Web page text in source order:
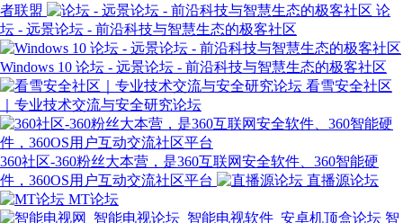
者联盟
论
坛 - 远景论坛 - 前沿科技与智慧生态的极客社区
Windows 10 论坛 - 远景论坛 - 前沿科技与智慧生态的极客社区
看雪安全社区
｜专业技术交流与安全研究论坛
360社区-360粉丝大本营，是360互联网安全软件、360智能硬
件，360OS用户互动交流社区平台
直播源论坛
MT论坛
智